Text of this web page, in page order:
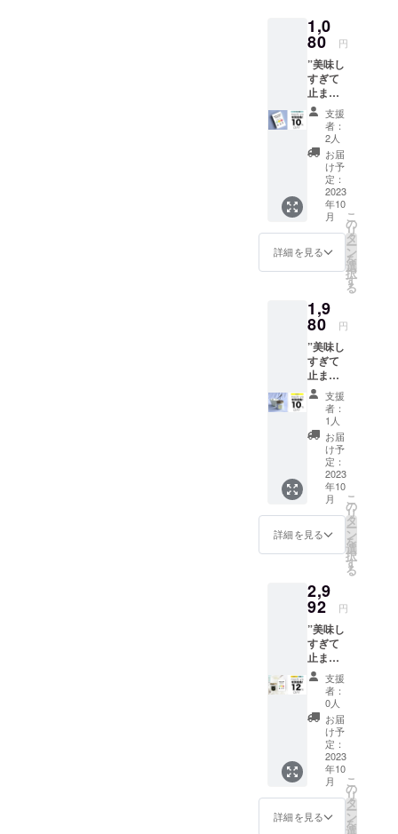
える未来の
『ZEREMA
』とデュア
ルモーター
で圧倒的風
量のドライ
Pro』の日本
総代理店も
運営してお
り、新たに
今回のヨー
『Luvele』
が加わりま
今後もどん
どん製品が
追加されま
WEBサイト
を始め、各
SNSの
チェックを
願いいしま
1,0
80 円
”美味し
すぎて
止まら
ない”
”YOGU
YOGU
PROBI
OTICS”
・一般
販売予
定価
格：
1,200円
(税込)
・10％
オフ
(税込)
・送
料、税
込み ・
個数：1
個 ・タ
イプ：
カスピ
海ヨー
グルト
・内容
量：
6g（3g
包）
・補
足：3回
ヨーグ
ルト生
成可能
※ヨーグ
ルト種
菌のみ
になり
ます。
※ヨーグ
ルト生
成方法
は、説
明書を
よくお
読みく
ださ
い。 ※
支援
者：
2人
お届
け予
定：
2023
年10
月
詳細を見る
こ
の
リ
タ
ー
ン
を
選
択
す
る
1,9
80 円
”美味し
すぎて
止まら
ない” ・
一般販
売予定
価格：
2,200円
(税込)
10％OF
F→1,98
0(税込)
・送
料、税
込み ・
個 ・風
味：紅
茶アー
ルグレ
イ ・内
容量：
80g ※は
ちみつ
のみに
なりま
す。 ※
ボトル
デザイ
ンは変
更にな
る可能
性があ
支援
者：
1人
お届
け予
定：
2023
年10
月
詳細を見る
こ
の
リ
タ
ー
ン
を
選
択
す
る
2,9
92 円
”美味し
すぎて
止まら
ない”
”YOGU
YOGU
ブラン
ドのは
ちみつ
と種菌”
・一般
販売予
定価
格：
3,400円
支援
者：
0人
お届
け予
定：
2023
年10
月
詳細を見る
こ
の
リ
タ
ー
ン
を
選